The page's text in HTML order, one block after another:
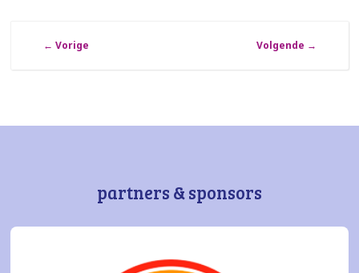
← Vorige Volgende →
partners & sponsors